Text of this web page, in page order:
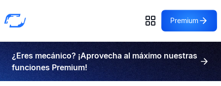
Premium
¿Eres mecánico? ¡Aprovecha al máximo nuestras
funciones Premium!